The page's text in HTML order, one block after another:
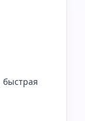
быстрая